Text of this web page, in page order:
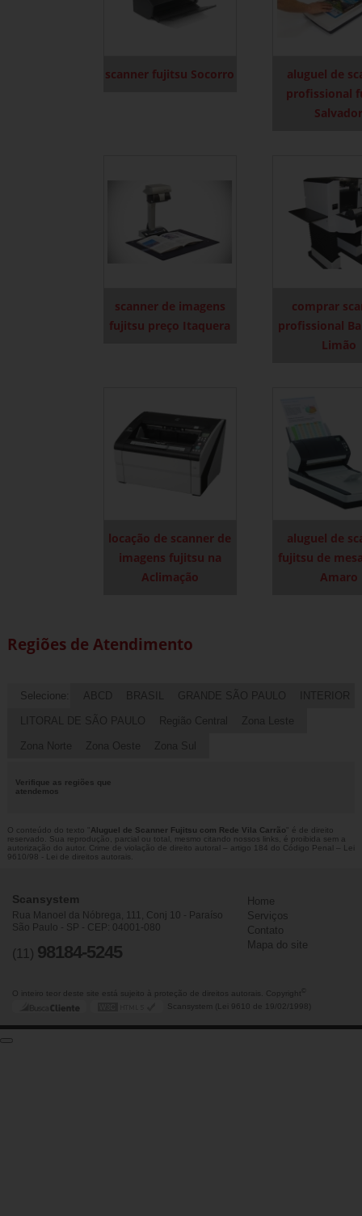
scanner fujitsu Socorro
aluguel de
profissional
scanner de imagens
fujitsu preço Itaquera
comprar
profissional
Limão
locação de scanner de
imagens fujitsu na
Aclimação
aluguel de
fujitsu de
Amaro
Regiões de Atendimento
Selecione: ABCD BRASIL GRANDE SÃO PAULO INTERIOR
LITORAL DE SÃO PAULO Região Central Zona Leste
Zona Norte Zona Oeste Zona Sul
Verifique as regiões que
atendemos
O conteúdo do texto " Aluguel de Scanner Fujitsu com Rede Vila Carrão " é de direito
reservado. Sua reprodução, parcial ou total, mesmo citando nossos links, é proibida sem a
autorização do autor. Crime de violação de direito autoral – artigo 184 do Código Penal –
Lei
9610/98 - Lei de direitos autorais
Scansystem
Rua Manoel da Nóbrega, 111, Conj 10 - Paraíso
São Paulo - SP - CEP: 04001-080
(11) 98184-5245
Home
Serviços
Contato
Mapa do site
O inteiro teor deste site está sujeito à proteção de direitos autorais. Copyright
Scansystem (Lei 9610 de 19/02/1998)